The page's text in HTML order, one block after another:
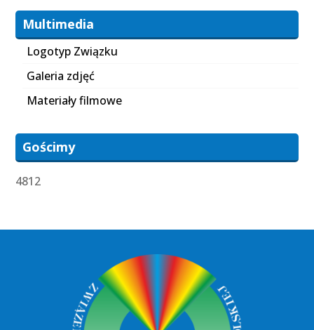
Multimedia
Logotyp Związku
Galeria zdjęć
Materiały filmowe
Gościmy
4812